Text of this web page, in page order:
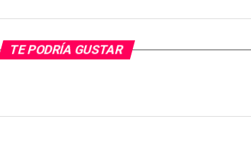
TE PODRÍA GUSTAR